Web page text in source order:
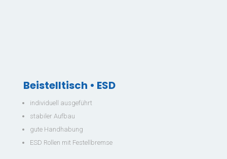
Beistelltisch • ESD
individuell ausgeführt
stabiler Aufbau
gute Handhabung
ESD Rollen mit Festellbremse